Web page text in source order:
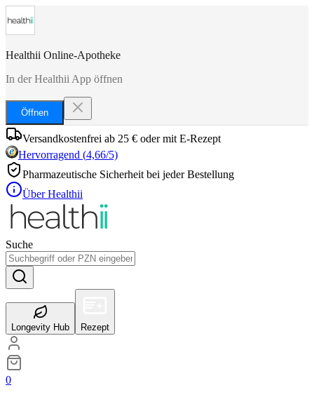
Healthii Online-Apotheke
In der Healthii App öffnen
Öffnen
Versandkostenfrei ab 25 € oder mit E-Rezept
Hervorragend (4,66/5)
Pharmazeutische Sicherheit bei jeder Bestellung
Über Healthii
Suche
Longevity Hub Rezept
0